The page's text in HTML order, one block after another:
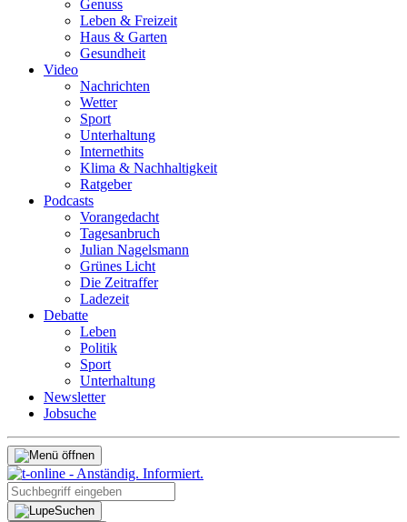
Genuss
Leben & Freizeit
Haus & Garten
Gesundheit
Video
Nachrichten
Wetter
Sport
Unterhaltung
Internethits
Klima & Nachhaltigkeit
Ratgeber
Podcasts
Vorangedacht
Tagesanbruch
Julian Nagelsmann
Grünes Licht
Die Zeitraffer
Ladezeit
Debatte
Leben
Politik
Sport
Unterhaltung
Newsletter
Jobsuche
Suchen